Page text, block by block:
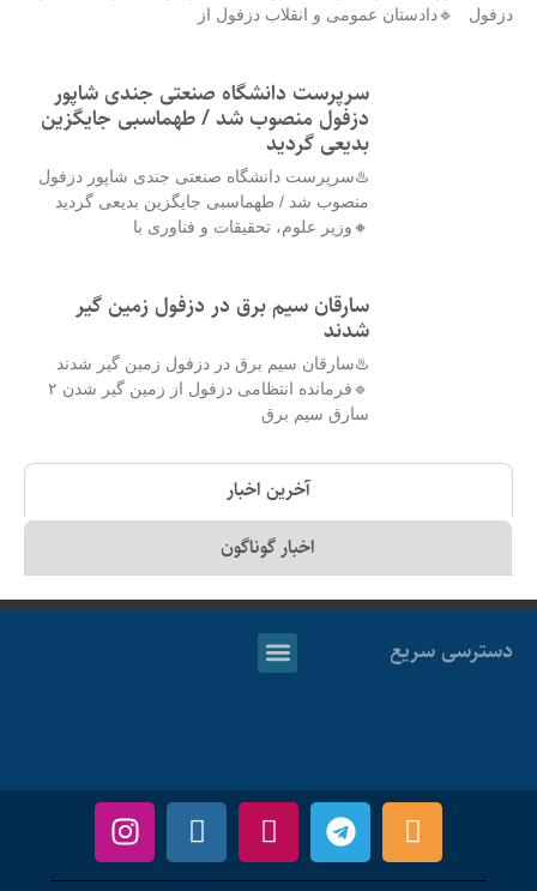
دزفول 🔹دادستان عمومی و انقلاب دزفول از
سرپرست دانشگاه صنعتی جندی شاپور
دزفول منصوب شد / طهماسبی جایگزین
بدیعی گردید
♨️سرپرست دانشگاه صنعتی جندی شاپور دزفول
منصوب شد / طهماسبی جایگزین بدیعی گردید
🔸وزیر علوم، تحقیقات و فناوری با
سارقان سیم برق در دزفول زمین گیر
شدند
♨️سارقان سیم برق در دزفول زمین گیر شدند
🔹فرمانده انتظامی دزفول از زمین گیر شدن ۲
سارق سیم برق
آخرین اخبار
اخبار گوناگون
دسترسی سریع